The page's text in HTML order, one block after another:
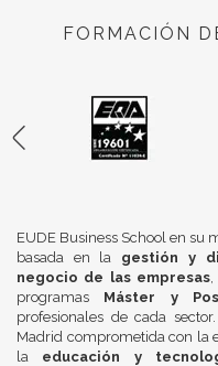
FORMACIÓN
EUDE Business School en su
basada en la gestión y
negocio de las empresas
programas Máster y
profesionales de cada
Madrid comprometida con la
la educación y